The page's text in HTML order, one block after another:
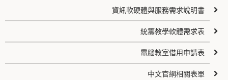
資訊軟硬體與服務需求說明書
統籌教學軟體需求表
電腦教室借用申請表
中文官網相關表單